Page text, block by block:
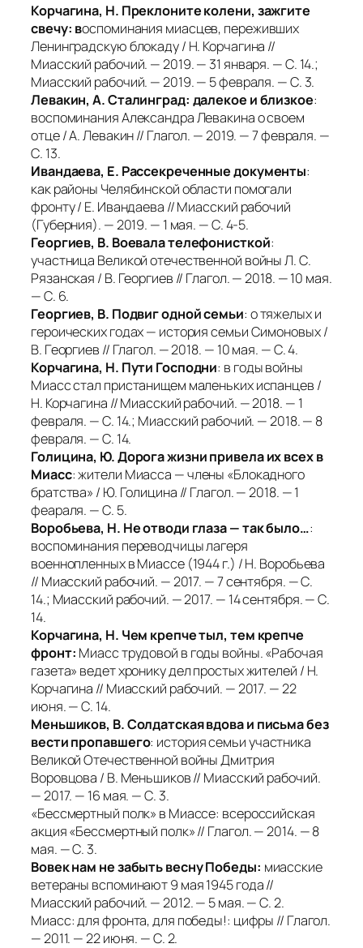
Корчагина, Н. Преклоните колени, зажгите
свечу: воспоминания миасцев, переживших
Ленинградскую блокаду / Н. Корчагина //
Миасский рабочий. — 2019. — 31 января. — С. 14.;
Миасский рабочий. — 2019. — 5 февраля. — С. 3.
Левакин, А. Сталинград: далекое и близкое:
воспоминания Александра Левакина о своем
отце / А. Левакин // Глагол. — 2019. — 7 февраля. —
С. 13.
Ивандаева, Е. Рассекреченные документы:
как районы Челябинской области помогали
фронту / Е. Ивандаева // Миасский рабочий
(Губерния). — 2019. — 1 мая. — С. 4-5.
Георгиев, В. Воевала телефонисткой:
участница Великой отечественной войны Л. С.
Рязанская / В. Георгиев // Глагол. — 2018. — 10 мая.
— С. 6.
Георгиев, В. Подвиг одной семьи: о тяжелых и
героических годах — история семьи Симоновых /
В. Георгиев // Глагол. — 2018. — 10 мая. — С. 4.
Корчагина, Н. Пути Господни: в годы войны
Миасс стал пристанищем маленьких испанцев /
Н. Корчагина // Миасский рабочий. — 2018. — 1
февраля. — С. 14.; Миасский рабочий. — 2018. — 8
февраля. — С. 14.
Голицина, Ю. Дорога жизни привела их всех в
Миасс: жители Миасса — члены «Блокадного
братства» / Ю. Голицина // Глагол. — 2018. — 1
феараля. — С. 5.
Воробьева, Н. Не отводи глаза — так было…:
воспоминания переводчицы лагеря
военнопленных в Миассе (1944 г.) / Н. Воробьева
// Миасский рабочий. — 2017. — 7 сентября. — С.
14.; Миасский рабочий. — 2017. — 14 сентября. — С.
14.
Корчагина, Н. Чем крепче тыл, тем крепче
фронт: Миасс трудовой в годы войны. «Рабочая
газета» ведет хронику дел простых жителей / Н.
Корчагина // Миасский рабочий. — 2017. — 22
июня. — С. 14.
Меньшиков, В. Солдатская вдова и письма без
вести пропавшего: история семьи участника
Великой Отечественной войны Дмитрия
Воровцова / В. Меньшиков // Миасский рабочий.
— 2017. — 16 мая. — С. 3.
«Бессмертный полк» в Миассе: всероссийская
акция «Бессмертный полк» // Глагол. — 2014. — 8
мая. — С. 3.
Вовек нам не забыть весну Победы: миасские
ветераны вспоминают 9 мая 1945 года //
Миасский рабочий. — 2012. — 5 мая. — С. 2.
Миасс: для фронта, для победы!: цифры // Глагол.
— 2011. — 22 июня. — С. 2.